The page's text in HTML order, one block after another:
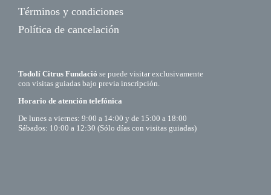
Términos y condiciones
Política de cancelación
Todolí Citrus Fundació se puede visitar exclusivamente
con visitas guiadas bajo previa inscripción.
Horario de atención telefónica
De lunes a viernes: 9:00 a 14:00 y de 15:00 a 18:00
Sábados: 10:00 a 12:30 (Sólo días con visitas guiadas)